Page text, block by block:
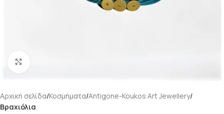
Αρχική σελίδα Κοσμήματα Antigone-Koukos Art Jewellery
Βραχιόλια